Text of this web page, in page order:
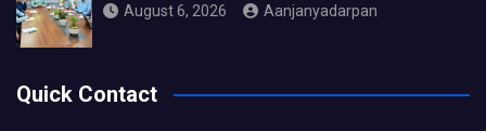
August 6, 2026 Aanjanyadarpan
Quick Contact